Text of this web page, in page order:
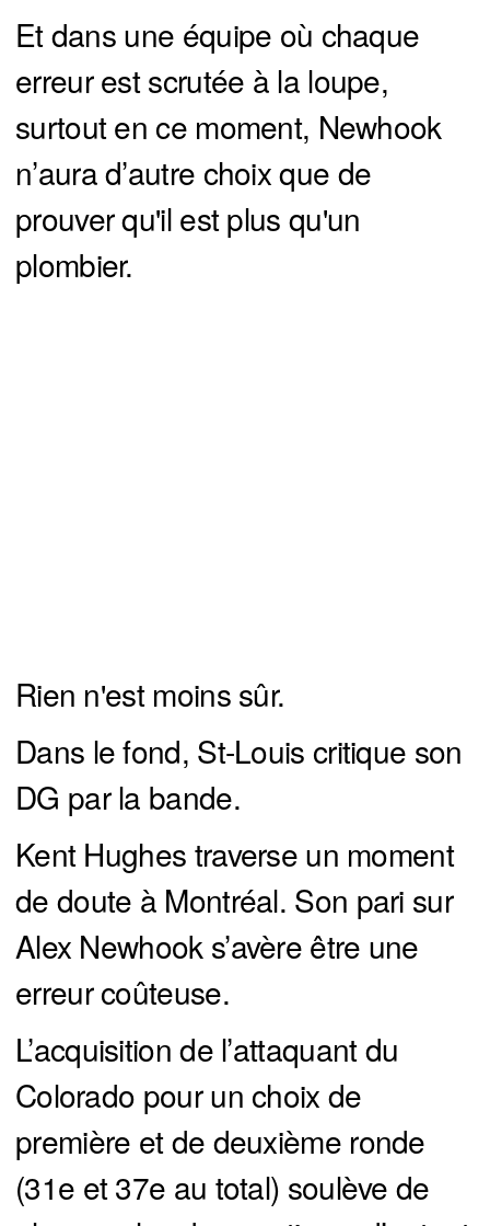
Et dans une équipe où chaque
erreur est scrutée à la loupe,
surtout en ce moment, Newhook
n’aura d’autre choix que de
prouver qu'il est plus qu'un
plombier.
Rien n'est moins sûr.
Dans le fond, St-Louis critique son
DG par la bande.
Kent Hughes traverse un moment
de doute à Montréal. Son pari sur
Alex Newhook s’avère être une
erreur coûteuse.
L’acquisition de l’attaquant du
Colorado pour un choix de
première et de deuxième ronde
(31e et 37e au total) soulève de